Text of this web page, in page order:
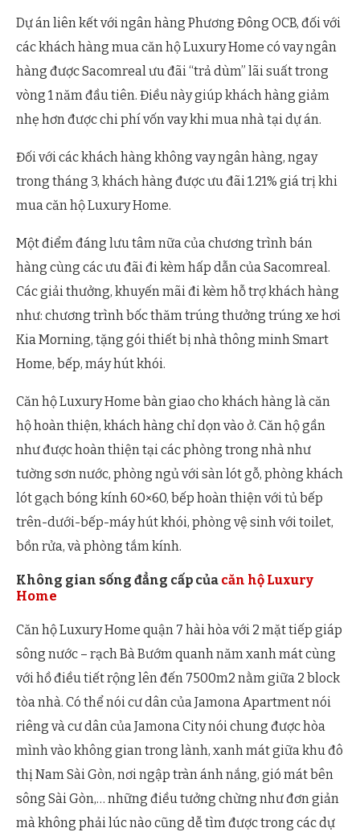
Dự án liên kết với ngân hàng Phương Đông OCB, đối với
các khách hàng mua căn hộ Luxury Home có vay ngân
hàng được Sacomreal ưu đãi “trả dùm” lãi suất trong
vòng 1 năm đầu tiên. Điều này giúp khách hàng giảm
nhẹ hơn được chi phí vốn vay khi mua nhà tại dự án.
Đối với các khách hàng không vay ngân hàng, ngay
trong tháng 3, khách hàng được ưu đãi 1.21% giá trị khi
mua căn hộ Luxury Home.
Một điểm đáng lưu tâm nữa của chương trình bán
hàng cùng các ưu đãi đi kèm hấp dẫn của Sacomreal.
Các giải thưởng, khuyến mãi đi kèm hỗ trợ khách hàng
như: chương trình bốc thăm trúng thưởng trúng xe hơi
Kia Morning, tặng gói thiết bị nhà thông minh Smart
Home, bếp, máy hút khói.
Căn hộ Luxury Home bàn giao cho khách hàng là căn
hộ hoàn thiện, khách hàng chỉ dọn vào ở. Căn hộ gần
như được hoàn thiện tại các phòng trong nhà như
tường sơn nước, phòng ngủ với sàn lót gỗ, phòng khách
lót gạch bóng kính 60×60, bếp hoàn thiện với tủ bếp
trên-dưới-bếp-máy hút khói, phòng vệ sinh với toilet,
bồn rửa, và phòng tắm kính.
Không gian sống đẳng cấp của căn hộ Luxury
Home
Căn hộ Luxury Home quận 7 hài hòa với 2 mặt tiếp giáp
sông nước – rạch Bà Bướm quanh năm xanh mát cùng
với hồ điều tiết rộng lên đến 7500m2 nằm giữa 2 block
tòa nhà. Có thể nói cư dân của Jamona Apartment nói
riêng và cư dân của Jamona City nói chung được hòa
mình vào không gian trong lành, xanh mát giữa khu đô
thị Nam Sài Gòn, nơi ngập tràn ánh nắng, gió mát bên
sông Sài Gòn,… những điều tưởng chừng như đơn giản
mà không phải lúc nào cũng dễ tìm được trong các dự